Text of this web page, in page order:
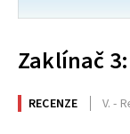
Zaklínač
RECENZE V. -